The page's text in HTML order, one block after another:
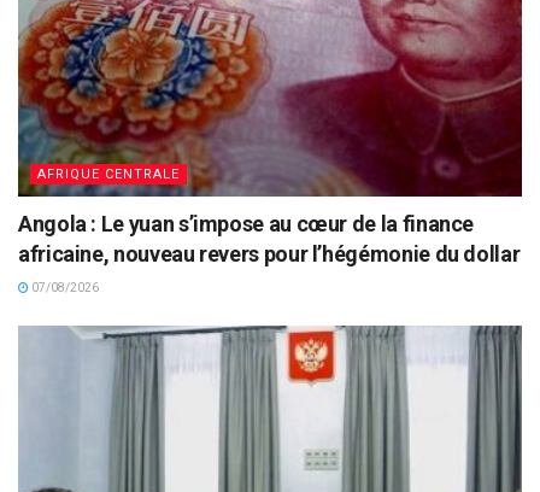
AFRIQUE CENTRALE
Angola : Le yuan s’impose au cœur de la finance
africaine, nouveau revers pour l’hégémonie du dollar
07/08/2026